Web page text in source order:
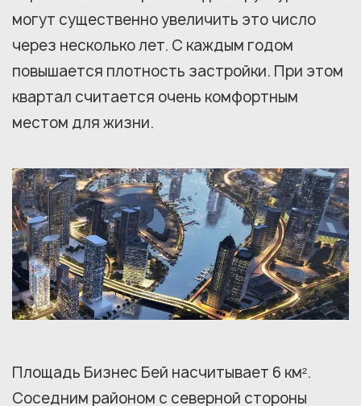
могут существенно увеличить это число
через несколько лет. С каждым годом
повышается плотность застройки. При этом
квартал считается очень комфортным
местом для жизни.
Площадь Бизнес Бей насчитывает 6 км².
Соседним районом с северной стороны